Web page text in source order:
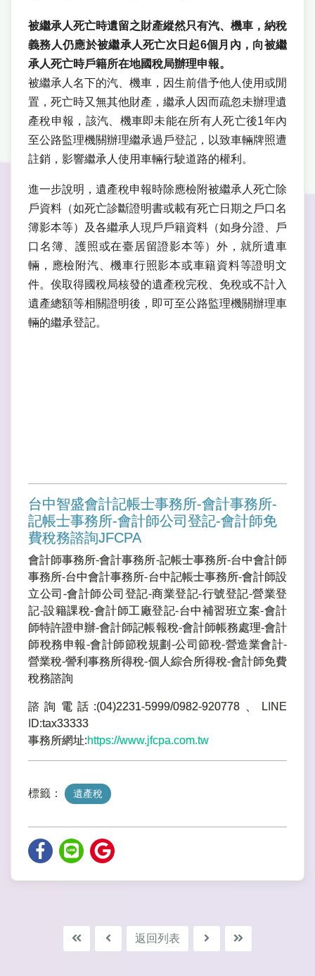
被繼承人死亡時遺留之財產縱然只有汽、機車，納稅
義務人仍應於被繼承人死亡次日起6個月內，向被繼
承人死亡時戶籍所在地國稅局辦理申報。
被繼承人名下的汽、機車，因生前借予他人使用或閒
置，死亡時又無其他財產，繼承人因而疏忽未辦理遺
產稅申報，該汽、機車即未能在所有人死亡後1年內
至公路監理機關辦理繼承過戶登記，以致車輛牌照遭
註銷，影響繼承人使用車輛行駛道路的權利。
進一步說明，遺產稅申報時除應檢附被繼承人死亡除
戶資料（如死亡診斷證明書或載有死亡日期之戶口名
簿影本等）及各繼承人現戶戶籍資料（如身分證、戶
口名簿、護照或在臺居留證影本等）外，就所遺車
輛，應檢附汽、機車行照影本或車籍資料等證明文
件。俟取得國稅局核發的遺產稅完稅、免稅或不計入
遺產總額等相關證明後，即可至公路監理機關辦理車
輛的繼承登記。
台中智盛會計記帳士事務所-會計事務所-
記帳士事務所-會計師公司登記-會計師免
費稅務諮詢JFCPA
會計師事務所-會計事務所-記帳士事務所-台中會計師
事務所-台中會計事務所-台中記帳士事務所-會計師設
立公司-會計師公司登記-商業登記-行號登記-營業登
記-設籍課稅-會計師工廠登記-台中補習班立案-會計
師特許證申辦-會計師記帳報稅-會計師帳務處理-會計
師稅務申報-會計師節稅規劃-公司節稅-營造業會計-
營業稅-謍利事務所得稅-個人綜合所得稅-會計師免費
稅務諮詢
諮詢電話:(04)2231-5999/0982-920778、LINE
ID:tax33333
事務所網址:https://www.jfcpa.com.tw
標籤： 遺產稅
返回列表